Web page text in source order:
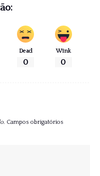
Dead
0
Wink
0
Campos obrigatórios